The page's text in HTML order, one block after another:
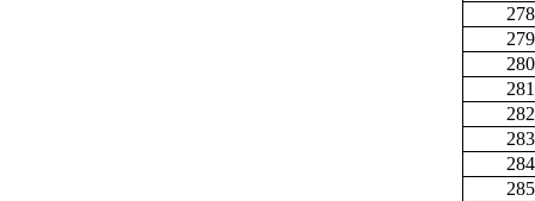
278
279
280
281
282
283
284
285